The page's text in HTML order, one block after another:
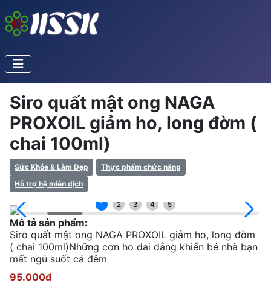
Siro quất mật ong NAGA
PROXOIL giảm ho, long đờm (
chai 100ml)
Sức Khỏe & Làm Đẹp
Thực phẩm chức năng
Hỗ trợ hệ miễn dịch
1 2 3 4 5
Mô tả sản phẩm:
Siro quất mật ong NAGA PROXOIL giảm ho, long đờm
( chai 100ml)Những cơn ho dai dẳng khiến bé nhà bạn
mất ngủ suốt cả đêm
95.000đ